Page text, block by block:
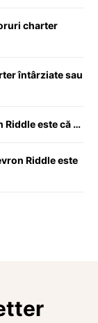
charter
întârziate sau
Riddle este că …
Riddle este